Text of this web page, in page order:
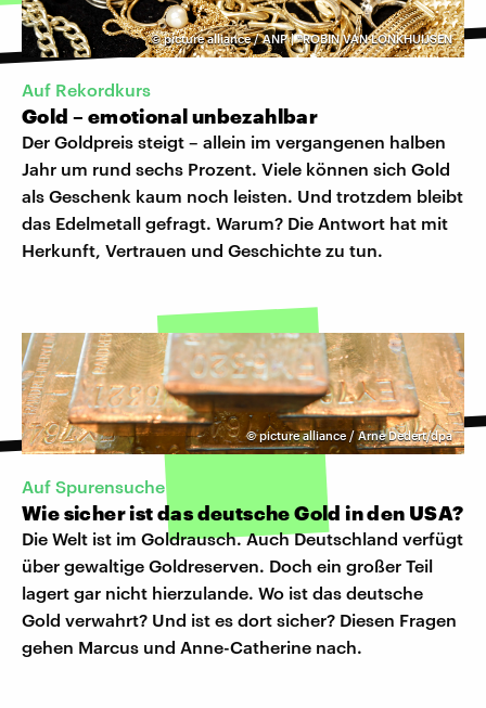
©picture alliance / ANP | "ROBIN VAN LONKHUIJSEN
Auf Rekordkurs
Gold – emotional unbezahlbar
Der Goldpreis steigt – allein im vergangenen halben
Jahr um rund sechs Prozent. Viele können sich Gold
als Geschenk kaum noch leisten. Und trotzdem bleibt
das Edelmetall gefragt. Warum? Die Antwort hat mit
Herkunft, Vertrauen und Geschichte zu tun.
©picture alliance / Arne Dedert/dpa
Auf Spurensuche
Wie sicher ist das deutsche Gold in den USA?
Die Welt ist im Goldrausch. Auch Deutschland verfügt
über gewaltige Goldreserven. Doch ein großer Teil
lagert gar nicht hierzulande. Wo ist das deutsche
Gold verwahrt? Und ist es dort sicher? Diesen Fragen
gehen Marcus und Anne-Catherine nach.